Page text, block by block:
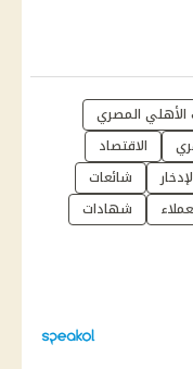
الأهلي المصري
الاقتصاد
شائعات
شهادات